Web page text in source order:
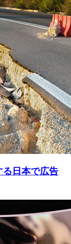
る日本で広告